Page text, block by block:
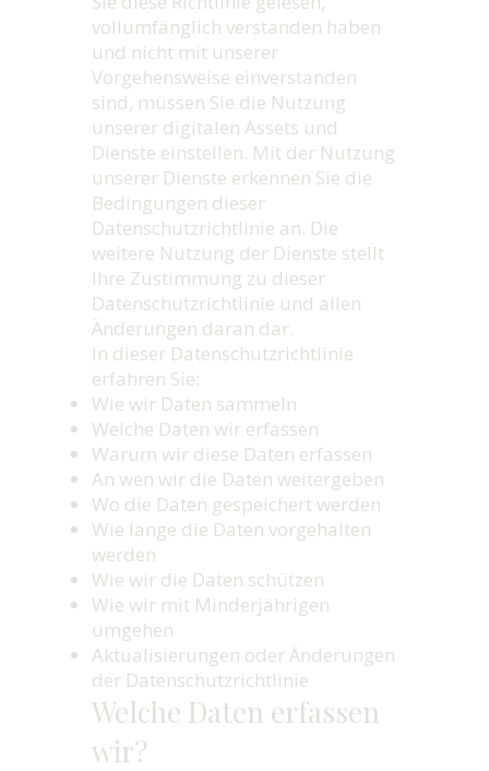
vollumfänglich verstanden haben
und nicht mit unserer
Vorgehensweise einverstanden
sind, müssen Sie die Nutzung
unserer digitalen Assets und
Dienste einstellen. Mit der Nutzung
unserer Dienste erkennen Sie die
Bedingungen dieser
Datenschutzrichtlinie an. Die
weitere Nutzung der Dienste stellt
Ihre Zustimmung zu dieser
Datenschutzrichtlinie und allen
Änderungen daran dar.
In dieser Datenschutzrichtlinie
erfahren Sie:
Wie wir Daten sammeln
Welche Daten wir erfassen
Warum wir diese Daten erfassen
An wen wir die Daten weitergeben
Wo die Daten gespeichert werden
Wie lange die Daten vorgehalten
werden
Wie wir die Daten schützen
Wie wir mit Minderjährigen
umgehen
Aktualisierungen oder Änderungen
der Datenschutzrichtlinie
Welche Daten erfassen
wir?